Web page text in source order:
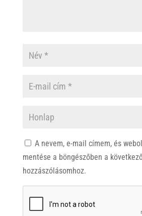
A nevem, e-mail címem, és
mentése a böngészőben a
hozzászólásomhoz.